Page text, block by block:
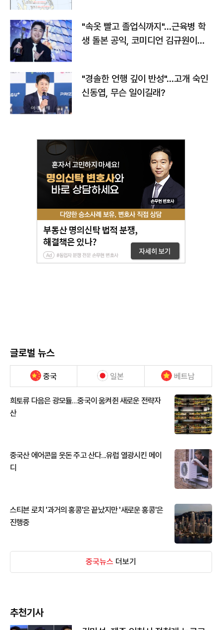
"속옷 빨고 졸업식까지"…근육병 학
생 돌본 공익, 코미디언 김규원이었
"경솔한 언행 깊이 반성"…고개 숙인
신동엽, 무슨 일이길래?
글로벌 뉴스
중국 일본 베트남
희토류 다음은 광모듈…중국이 움켜쥔 새로운 전략자
산
중국산 에어콘을 웃돈 주고 산다...유럽 열광시킨 메이
디
스티븐 로치 '과거의 홍콩'은 끝났지만 '새로운 홍콩'은
진행중
중국뉴스 더보기
추천기사